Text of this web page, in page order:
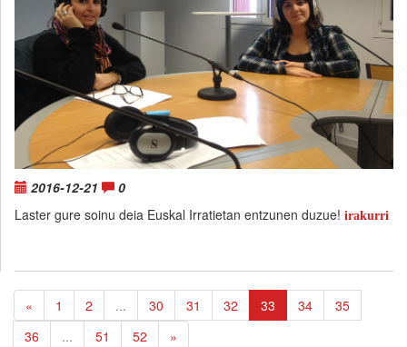
2016-12-21
0
Laster gure soinu deia Euskal Irratietan entzunen duzue! irakurri
« 1 2 ... 30 31 32 33 34
35
36
... 51 52 »